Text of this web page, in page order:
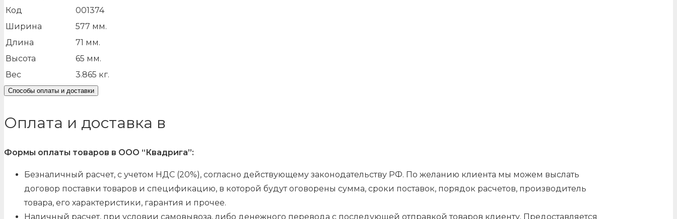
Код
001374
Ширина
577 мм.
Длина
71 мм.
Высота
65 мм.
Вес
3.865 кг.
Способы оплаты и доставки
Оплата и доставка в
Формы оплаты товаров в ООО “Квадрига”:
Безналичный расчет, с учетом НДС (20%), согласно действующему законодательству РФ. По желанию клиента мы можем выслать
договор поставки товаров и спецификацию, в которой будут оговорены сумма, сроки поставок, порядок расчетов, производитель
товара, его характеристики, гарантия и прочее.
Наличный расчет, при условии самовывоза, либо денежного перевода с последующей отправкой товаров клиенту. Предоставляется